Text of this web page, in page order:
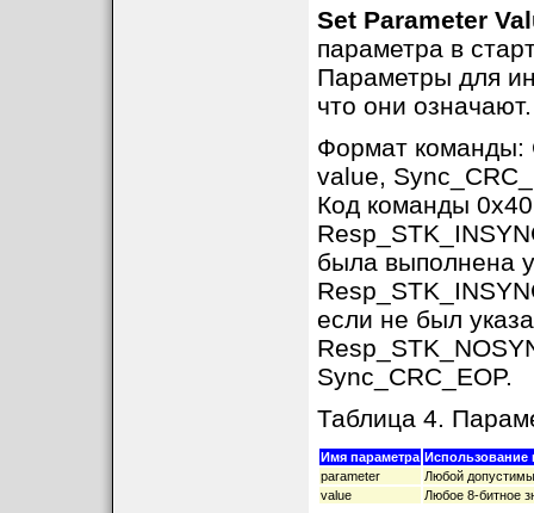
Set Parameter
параметра в
Параметры для
что они означают.
Формат команды:
value,
Код команды 0x40
была выполнена
если не был
Sync_CRC_EOP.
Таблица 4.
Имя параметра Использование
parameter
Любой
value
Любое 8-битное